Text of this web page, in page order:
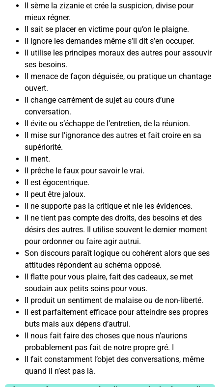
Il sème la zizanie et crée la suspicion, divise pour
mieux régner.
Il sait se placer en victime pour qu’on le plaigne.
Il ignore les demandes même s’il dit s’en occuper.
Il utilise les principes moraux des autres pour assouvir
ses besoins.
Il menace de façon déguisée, ou pratique un chantage
ouvert.
Il change carrément de sujet au cours d’une
conversation.
Il évite ou s’échappe de l’entretien, de la réunion.
Il mise sur l’ignorance des autres et fait croire en sa
supériorité.
Il ment.
Il prêche le faux pour savoir le vrai.
Il est égocentrique.
Il peut être jaloux.
Il ne supporte pas la critique et nie les évidences.
Il ne tient pas compte des droits, des besoins et des
désirs des autres. Il utilise souvent le dernier moment
pour ordonner ou faire agir autrui.
Son discours paraît logique ou cohérent alors que ses
attitudes répondent au schéma opposé.
Il flatte pour vous plaire, fait des cadeaux, se met
soudain aux petits soins pour vous.
Il produit un sentiment de malaise ou de non-liberté.
Il est parfaitement efficace pour atteindre ses propres
buts mais aux dépens d’autrui.
Il nous fait faire des choses que nous n’aurions
probablement pas fait de notre propre gré. I
Il fait constamment l’objet des conversations, même
quand il n’est pas là.